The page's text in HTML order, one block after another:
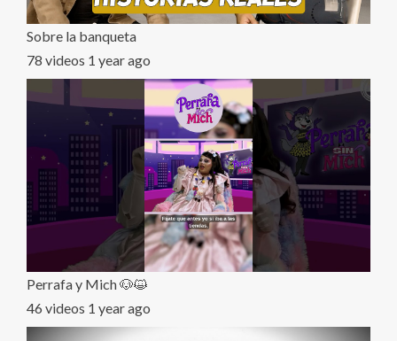
Sobre la banqueta
78 videos 1 year ago
Perrafa y Mich 🐶😺
46 videos 1 year ago